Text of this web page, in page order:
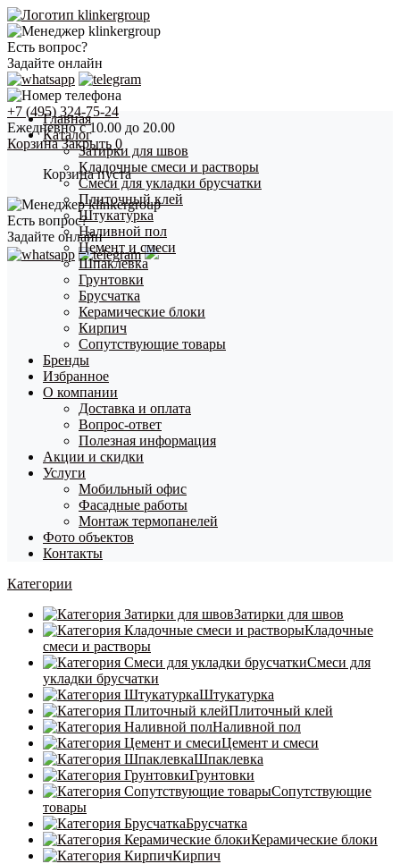
Есть вопрос?
Задайте онлайн
+7 (495) 324-75-24
Ежедневно с 10.00 до 20.00
Корзина Закрыть 0
Корзина пуста
Есть вопрос?
Задайте онлайн
Главная
Каталог
Затирки для швов
Кладочные смеси и растворы
Смеси для укладки брусчатки
Плиточный клей
Штукатурка
Наливной пол
Цемент и смеси
Шпаклевка
Грунтовки
Брусчатка
Керамические блоки
Кирпич
Сопутствующие товары
Бренды
Избранное
О компании
Доставка и оплата
Вопрос-ответ
Полезная информация
Акции и скидки
Услуги
Мобильный офис
Фасадные работы
Монтаж термопанелей
Фото объектов
Контакты
Категории
Затирки для швов
Кладочные
смеси и растворы
Смеси для
укладки брусчатки
Штукатурка
Плиточный клей
Наливной пол
Цемент и смеси
Шпаклевка
Грунтовки
Сопутствующие
товары
Брусчатка
Керамические блоки
Кирпич